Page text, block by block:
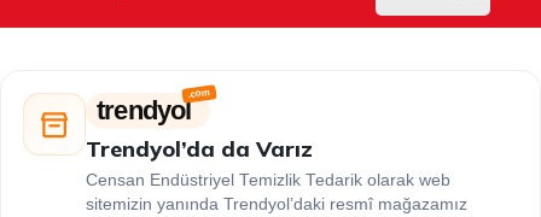
trendyol
Trendyol’da da Varız
Censan Endüstriyel Temizlik Tedarik olarak web
sitemizin yanında Trendyol’daki resmî mağazamız